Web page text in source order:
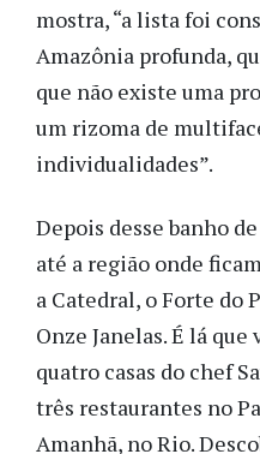
mostra, “a lista foi
Amazônia profunda,
que não existe uma
um rizoma de
individualidades”.
Depois desse banho
até a região onde
a Catedral, o Forte do
Onze Janelas. É lá
quatro casas do chef
três restaurantes no
Amanhã, no Rio.